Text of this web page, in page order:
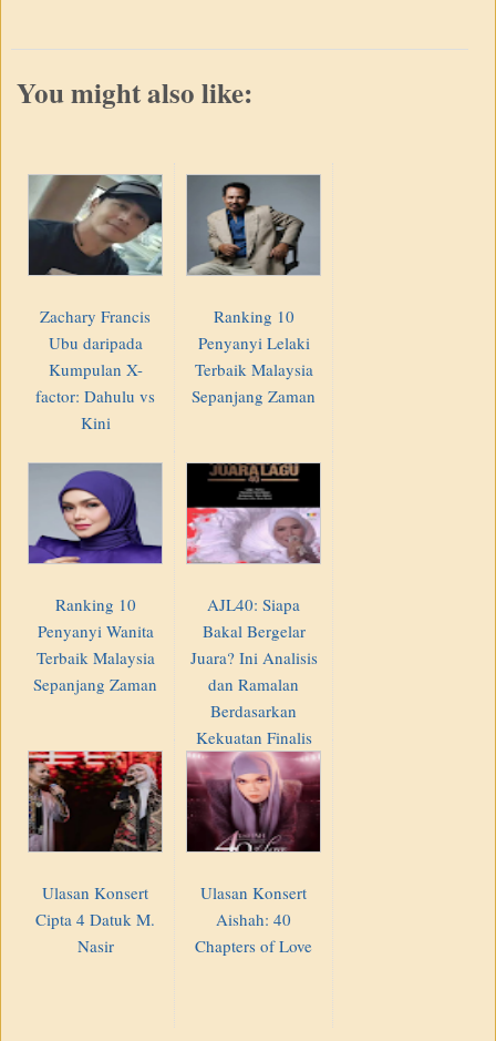
You might also like:
Zachary Francis
Ubu daripada
Kumpulan X-
factor: Dahulu vs
Kini
Ranking 10
Penyanyi Lelaki
Terbaik Malaysia
Sepanjang Zaman
Ranking 10
Penyanyi Wanita
Terbaik Malaysia
Sepanjang Zaman
AJL40: Siapa
Bakal Bergelar
Juara? Ini Analisis
dan Ramalan
Berdasarkan
Kekuatan Finalis
Ulasan Konsert
Cipta 4 Datuk M.
Nasir
Ulasan Konsert
Aishah: 40
Chapters of Love